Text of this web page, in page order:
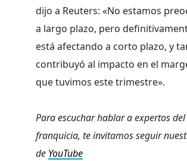
dijo a Reuters: «No estamos
a largo plazo, pero
está afectando a corto plazo, y
contribuyó al impacto en el
que tuvimos este trimestre».
Para escuchar hablar a expertos
franquicia, te invitamos seguir
de YouTube